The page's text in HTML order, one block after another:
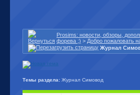
Prosims: новости, обзоры,
форева ;) > Добро пожаловать
Журнал
Темы раздела: Журнал Симовод